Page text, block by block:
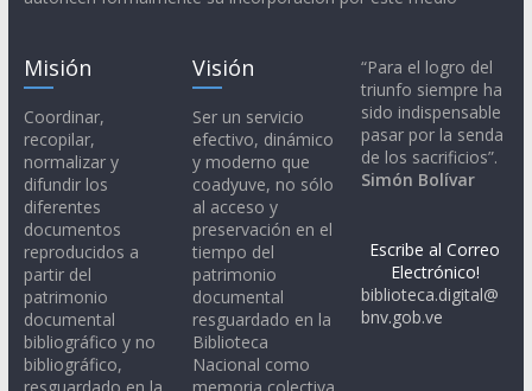
Misión
Coordinar,
recopilar,
normalizar y
difundir los
diferentes
documentos
reproducidos a
partir del
patrimonio
documental
bibliográfico y no
bibliográfico,
Visión
Ser un servicio
efectivo, dinámico
y moderno que
coadyuve, no sólo
al acceso y
preservación en el
tiempo del
patrimonio
documental
resguardado en la
Biblioteca
Nacional como
“Para el logro del
triunfo siempre ha
sido indispensable
pasar por la senda
de los sacrificios”.
Simón Bolívar
Escribe al Correo
Electrónico!
biblioteca.digital@
bnv.gob.ve